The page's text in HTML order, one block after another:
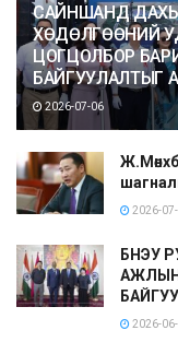
САЙНШАНД ДАХЬ
ХӨДӨЛГӨӨНИЙ
ЦОГЦОЛБОР
БАЙГУУЛАЛТЫГ
2026-07-06
2026-
БНЭУ
АЖЛЫН
2026-